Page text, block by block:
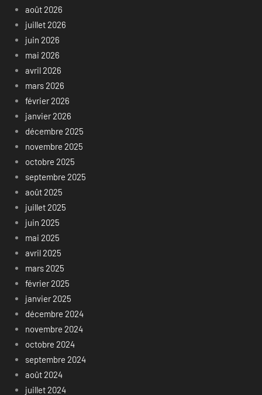
août 2026
juillet 2026
juin 2026
mai 2026
avril 2026
mars 2026
février 2026
janvier 2026
décembre 2025
novembre 2025
octobre 2025
septembre 2025
août 2025
juillet 2025
juin 2025
mai 2025
avril 2025
mars 2025
février 2025
janvier 2025
décembre 2024
novembre 2024
octobre 2024
septembre 2024
août 2024
juillet 2024